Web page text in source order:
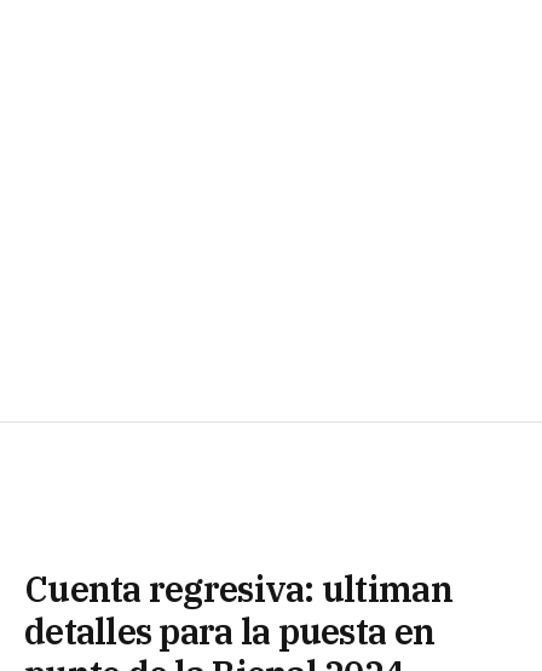
Cuenta regresiva: ultiman
detalles para la puesta en